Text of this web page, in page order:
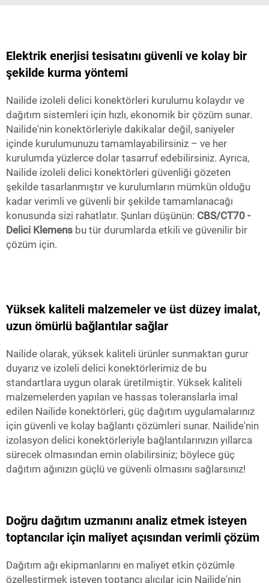
Elektrik enerjisi tesisatını güvenli ve kolay bir
şekilde kurma yöntemi
Nailide izoleli delici konektörleri kurulumu kolaydır ve
dağıtım sistemleri için hızlı, ekonomik bir çözüm sunar.
Nailide'nin konektörleriyle dakikalar değil, saniyeler
içinde kurulumunuzu tamamlayabilirsiniz – ve her
kurulumda yüzlerce dolar tasarruf edebilirsiniz. Ayrıca,
Nailide izoleli delici konektörleri güvenliği gözeten
şekilde tasarlanmıştır ve kurulumların mümkün olduğu
kadar verimli ve güvenli bir şekilde tamamlanacağı
konusunda sizi rahatlatır. Şunları düşünün: CBS/CT70 -
Delici Klemens bu tür durumlarda etkili ve güvenilir bir
çözüm için.
Yüksek kaliteli malzemeler ve üst düzey imalat,
uzun ömürlü bağlantılar sağlar
Nailide olarak, yüksek kaliteli ürünler sunmaktan gurur
duyarız ve izoleli delici konektörlerimiz de bu
standartlara uygun olarak üretilmiştir. Yüksek kaliteli
malzemelerden yapılan ve hassas toleranslarla imal
edilen Nailide konektörleri, güç dağıtım uygulamalarınız
için güvenli ve kolay bağlantı çözümleri sunar. Nailide'nin
izolasyon delici konektörleriyle bağlantılarınızın yıllarca
sürecek olmasından emin olabilirsiniz; böylece güç
dağıtım ağınızın güçlü ve güvenli olmasını sağlarsınız!
Doğru dağıtım uzmanını analiz etmek isteyen
toptancılar için maliyet açısından verimli çözüm
Dağıtım ağı ekipmanlarını en maliyet etkin çözümle
özelleştirmek isteyen toptancı alıcılar için Nailide'nin